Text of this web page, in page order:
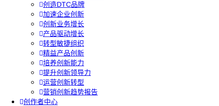
创造DTC品牌
加速企业创新
创新业务增长
产品驱动增长
转型敏捷组织
精益产品创新
培养创新能力
提升创新领导力
运营创新转型
营销创新趋势报告
创作者中心